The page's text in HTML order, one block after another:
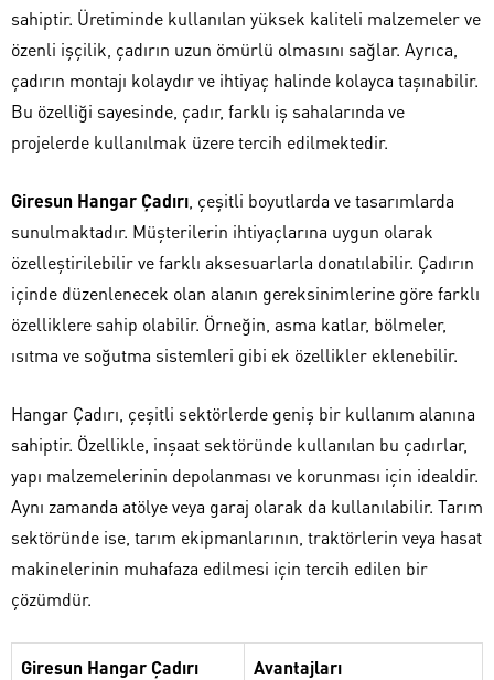
sahiptir. Üretiminde kullanılan yüksek kaliteli malzemeler ve
özenli işçilik, çadırın uzun ömürlü olmasını sağlar. Ayrıca,
çadırın montajı kolaydır ve ihtiyaç halinde kolayca taşınabilir.
Bu özelliği sayesinde, çadır, farklı iş sahalarında ve
projelerde kullanılmak üzere tercih edilmektedir.
Giresun Hangar Çadırı , çeşitli boyutlarda ve tasarımlarda
sunulmaktadır. Müşterilerin ihtiyaçlarına uygun olarak
özelleştirilebilir ve farklı aksesuarlarla donatılabilir. Çadırın
içinde düzenlenecek olan alanın gereksinimlerine göre farklı
özelliklere sahip olabilir. Örneğin, asma katlar, bölmeler,
ısıtma ve soğutma sistemleri gibi ek özellikler eklenebilir.
Hangar Çadırı, çeşitli sektörlerde geniş bir kullanım alanına
sahiptir. Özellikle, inşaat sektöründe kullanılan bu çadırlar,
yapı malzemelerinin depolanması ve korunması için idealdir.
Aynı zamanda atölye veya garaj olarak da kullanılabilir. Tarım
sektöründe ise, tarım ekipmanlarının, traktörlerin veya hasat
makinelerinin muhafaza edilmesi için tercih edilen bir
çözümdür.
Giresun Hangar Çadırı
Avantajları